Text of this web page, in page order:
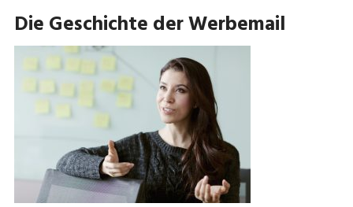
Die Geschichte der Werbemail